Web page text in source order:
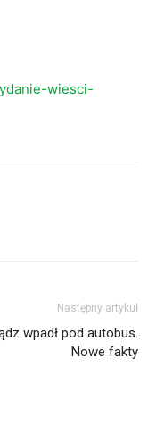
wiesci-
Następny artykuł
wpadł pod autobus.
Nowe fakty